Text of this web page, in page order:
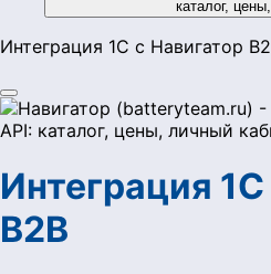
Интеграция 1С с Навигатор
Интеграция
B2B